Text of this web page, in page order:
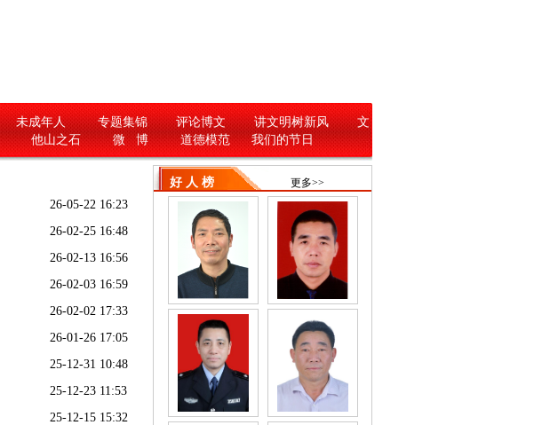
未成年人 专题集锦 评论博文 讲文明树新风
文
他山之石 微 博 道德模范我们的节日
26-05-22 16:23
26-02-25 16:48
26-02-13 16:56
26-02-03 16:59
26-02-02 17:33
26-01-26 17:05
25-12-31 10:48
25-12-23 11:53
25-12-15 15:32
好 人 榜 更多>>